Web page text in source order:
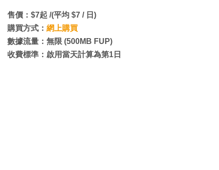
售價：$7起 /(平均 $7 / 日)
購買方式： 網上購買
數據流量：無限 (500MB FUP)
收費標準：啟用當天計算為第1日